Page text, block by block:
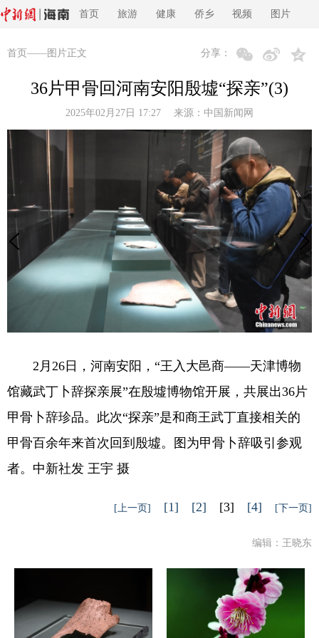
首页 旅游 健康 侨乡 视频 图片
首页 ——图片正文 分享：
36片甲骨回河南安阳殷墟“探亲”(3)
2025年02月27日 17:27 来源： 中国新闻网
2月26日，河南安阳，“王入大邑商——天津博物
馆藏武丁卜辞探亲展”在殷墟博物馆开展，共展出36片
甲骨卜辞珍品。此次“探亲”是和商王武丁直接相关的
甲骨百余年来首次回到殷墟。图为甲骨卜辞吸引参观
者。中新社发 王宇 摄
[上一页] [1] [2] [3] [4] [下一页]
编辑：王晓东